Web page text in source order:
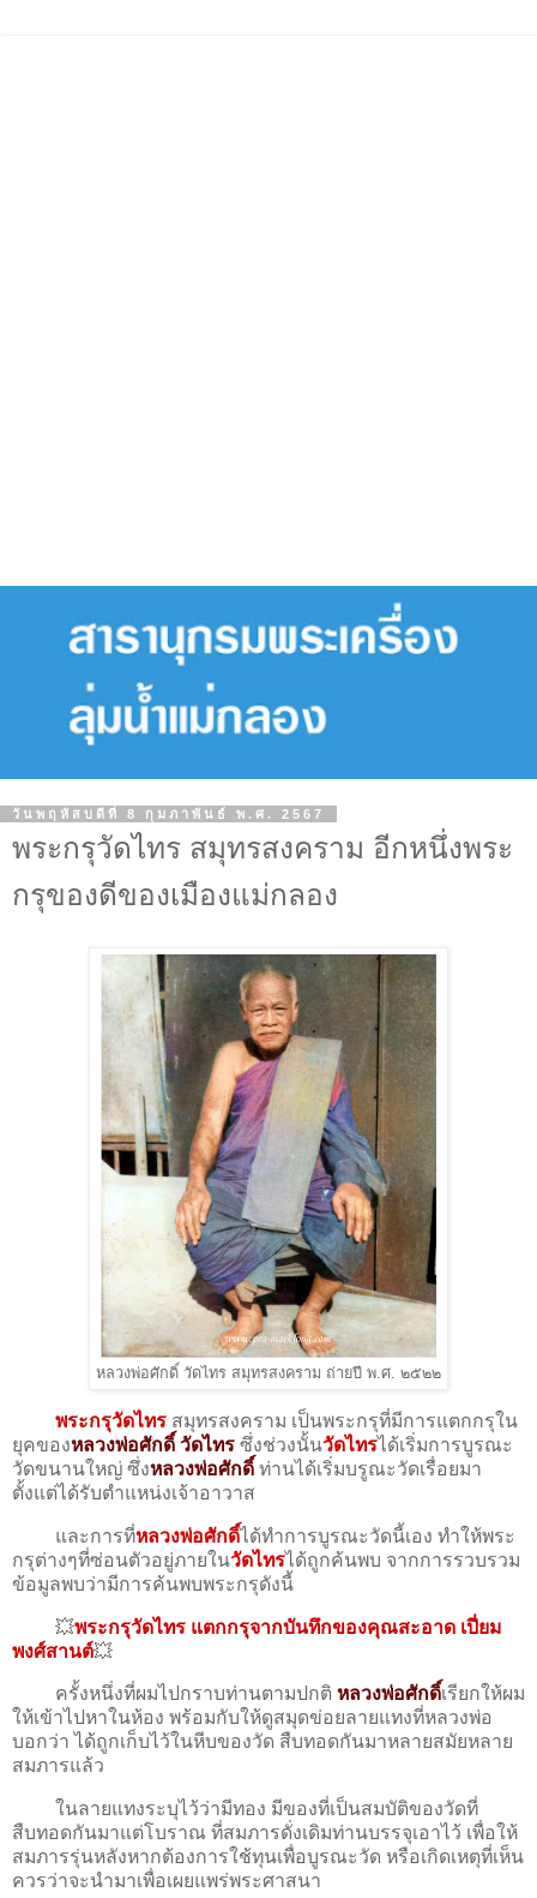
วันพฤหัสบดีที่ 8 กุมภาพันธ์ พ.ศ. 2567
พระกรุวัดไทร สมุทรสงคราม อีกหนึ่งพระ
กรุของดีของเมืองแม่กลอง
หลวงพ่อศักดิ์ วัดไทร สมุทรสงคราม ถ่ายปี พ.ศ. ๒๕๒๒
พระกรุวัดไทร สมุทรสงคราม เป็นพระกรุที่มีการแตกกรุใน
ยุคของหลวงพ่อศักดิ์ วัดไทร ซึ่งช่วงนั้นวัดไทรได้เริ่มการบูรณะ
วัดขนานใหญ่ ซึ่งหลวงพ่อศักดิ์ ท่านได้เริ่มบรูณะวัดเรื่อยมา
ตั้งแต่ได้รับตำแหน่งเจ้าอาวาส
และการที่หลวงพ่อศักดิ์ได้ทำการบูรณะวัดนี้เอง ทำให้พระ
กรุต่างๆที่ซ่อนตัวอยู่ภายในวัดไทรได้ถูกค้นพบ จากการรวบรวม
ข้อมูลพบว่ามีการค้นพบพระกรุดังนี้
💥พระกรุวัดไทร แตกกรุจากบันทึกของคุณสะอาด เปี่ยม
พงศ์สานต์💥
ครั้งหนึ่งที่ผมไปกราบท่านตามปกติ หลวงพ่อศักดิ์เรียกให้ผม
ให้เข้าไปหาในห้อง พร้อมกับให้ดูสมุดข่อยลายแทงที่หลวงพ่อ
บอกว่า ได้ถูกเก็บไว้ในหีบของวัด สืบทอดกันมาหลายสมัยหลาย
สมภารแล้ว
ในลายแทงระบุไว้ว่ามีทอง มีของที่เป็นสมบัติของวัดที่
สืบทอดกันมาแต่โบราณ ที่สมภารดั่งเดิมท่านบรรจุเอาไว้ เพื่อให้
สมภารรุ่นหลังหากต้องการใช้ทุนเพื่อบูรณะวัด หรือเกิดเหตุที่เห็น
ควรว่าจะนำมาเพื่อเผยแพร่พระศาสนา